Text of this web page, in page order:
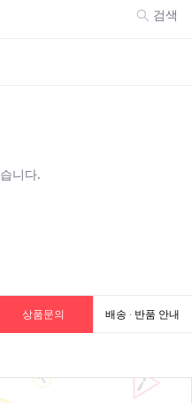
상품문의 배송 · 반품 안내